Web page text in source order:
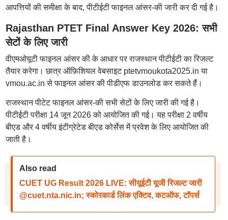
आपत्तियों की समीक्षा के बाद, पीटीईटी फाइनल आंसर-की जारी कर दी गई है।
Rajasthan PTET Final Answer Key 2026: सभी
सेटों के लिए जारी
वीएमओयूटी फाइनल आंसर की के आधार पर राजस्थान पीटीईटी का रिजल्ट
तैयार करेगा। छात्र ऑफ़िशियल वेबसाइट ptetvmoukota2025.in या
vmou.ac.in से फाइनल आंसर की पीडीएफ डाउनलोड कर सकते हैं।
राजस्थान पीटेट फाइनल आंसर-की सभी सेटों के लिए जारी की गई है।
पीटीईटी परीक्षा 14 जून 2026 को आयोजित की गई। यह परीक्षा 2 वर्षीय
बीएड और 4 वर्षीय इंटीग्रेटेड बीएड कोर्सेस में प्रवेश के लिए आयोजित की
जाती है।
Also read
CUET UG Result 2026 LIVE: सीयूईटी यूजी रिजल्ट जारी
@cuet.nta.nic.in; स्कोरकार्ड लिंक एक्टिव, कटऑफ, टॉपर्स